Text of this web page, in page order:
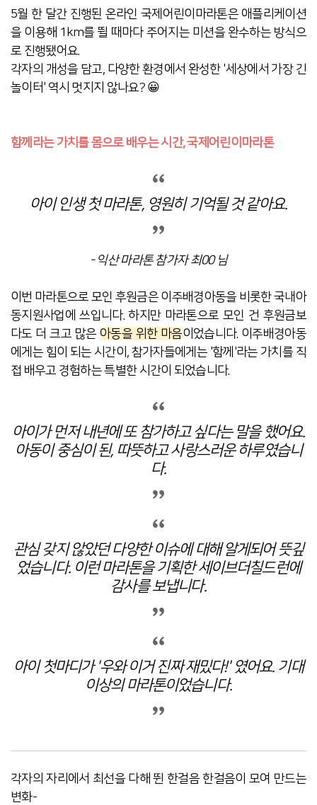
5월 한 달간 진행된 온라인 국제어린이마라톤은 애플리케이션
을 이용해 1km를 뛸 때마다 주어지는 미션을 완수하는 방식으
로 진행됐어요.
각자의 개성을 담고, 다양한 환경에서 완성한 '세상에서 가장 긴
놀이터' 역시 멋지지 않나요? 😀
함께라는 가치를 몸으로 배우는 시간, 국제어린이마라톤
아이 인생 첫 마라톤, 영원히 기억될 것 같아요.
- 익산 마라톤 참가자 최00 님
이번 마라톤으로 모인 후원금은 이주배경아동을 비롯한 국내아
동지원사업에 쓰입니다. 하지만 마라톤으로 모인 건 후원금보
다도 더 크고 많은 아동을 위한 마음이었습니다. 이주배경아동
에게는 힘이 되는 시간이, 참가자들에게는 '함께'라는 가치를 직
접 배우고 경험하는 특별한 시간이 되었습니다.
아이가 먼저 내년에 또 참가하고 싶다는 말을 했어요.
아동이 중심이 된, 따뜻하고 사랑스러운 하루였습니
다.
관심 갖지 않았던 다양한 이슈에 대해 알게되어 뜻깊
었습니다. 이런 마라톤을 기획한 세이브더칠드런에
감사를 보냅니다.
아이 첫마디가 '우와 이거 진짜 재밌다!' 였어요. 기대
이상의 마라톤이었습니다.
각자의 자리에서 최선을 다해 뛴 한걸음 한걸음이 모여 만드는
변화-